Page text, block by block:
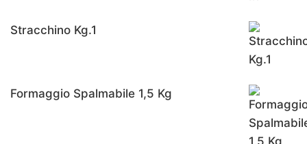
Stracchino Kg.1
Formaggio Spalmabile 1,5 Kg